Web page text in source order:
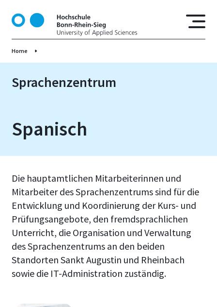
t
l
Home
Sprachenzentrum
Spanisch
Die hauptamtlichen Mitarbeiterinnen und
Mitarbeiter des Sprachenzentrums sind für die
Entwicklung und Koordinierung der Kurs- und
Prüfungsangebote, den fremdsprachlichen
Unterricht, die Organisation und Verwaltung
des Sprachenzentrums an den beiden
Standorten Sankt Augustin und Rheinbach
sowie die IT-Administration zuständig.